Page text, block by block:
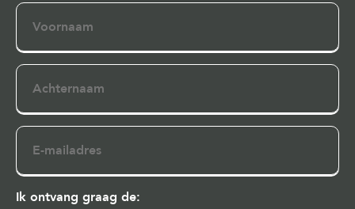
Voornaam
Achternaam
E-
mailadres
Ik ontvang graag de: